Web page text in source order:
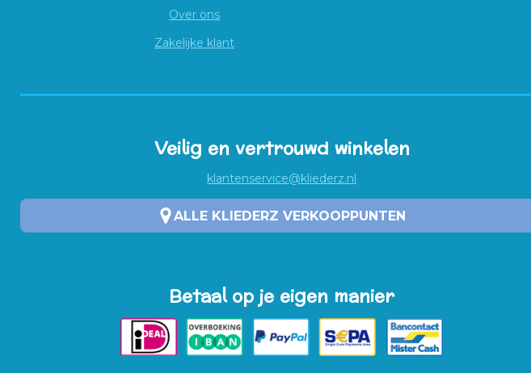
Over ons
Zakelijke klant
Veilig en vertrouwd winkelen
klantenservice@kliederz.nl
ALLE KLIEDERZ VERKOOPPUNTEN
Betaal op je eigen manier